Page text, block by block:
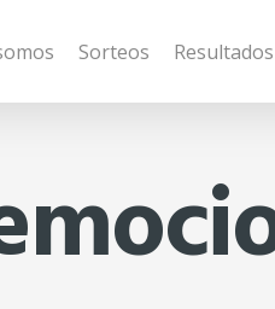
Sorteos Resultados